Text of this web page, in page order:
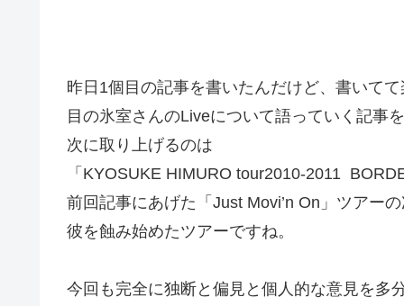
昨日1個目の記事を書いたんだけど、書いて
目の氷室さんのLiveについて語っていく記事
次に取り上げるのは
「KYOSUKE HIMURO tour2010-2011
前回記事にあげた「Just Movi’n On」ツアー
彼を蝕み始めたツアーですね。
今回も完全に独断と偏見と個人的な意見を多